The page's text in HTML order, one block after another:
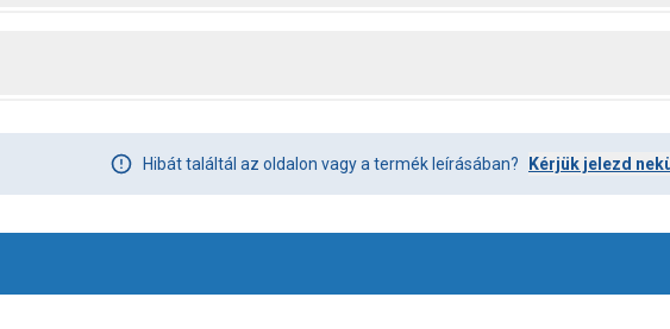
Hibát találtál az oldalon vagy a termék leírásában? Kérjük jelezd